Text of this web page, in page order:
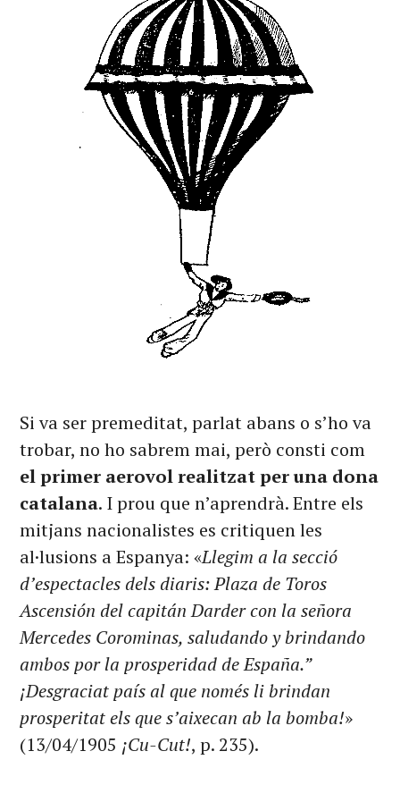
Si va ser premeditat, parlat abans o s’ho va
trobar, no ho sabrem mai, però consti com
el primer aerovol realitzat per una dona
catalana. I prou que n’aprendrà. Entre els
mitjans nacionalistes es critiquen les
al·lusions a Espanya: «Llegim a la secció
d’espectacles dels diaris: Plaza de Toros
Ascensión del capitán Darder con la señora
Mercedes Corominas, saludando y brindando
ambos por la prosperidad de España.”
¡Desgraciat país al que només li brindan
prosperitat els que s’aixecan ab la bomba!»
(13/04/1905 ¡Cu-Cut!, p. 235).